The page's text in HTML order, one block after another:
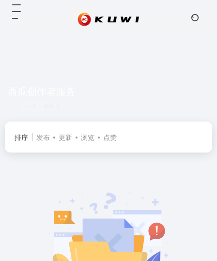
排序 发布 更新 浏览 点赞